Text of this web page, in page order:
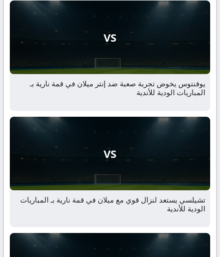
VS
يوفنتوس يخوض تجربة صعبة ضد إنتر ميلان في قمة نارية بـ
المباريات الودية للأندية
VS
تشيلسي يستعد لنزال قوي مع ميلان في قمة نارية بـ المباريات
الودية للأندية